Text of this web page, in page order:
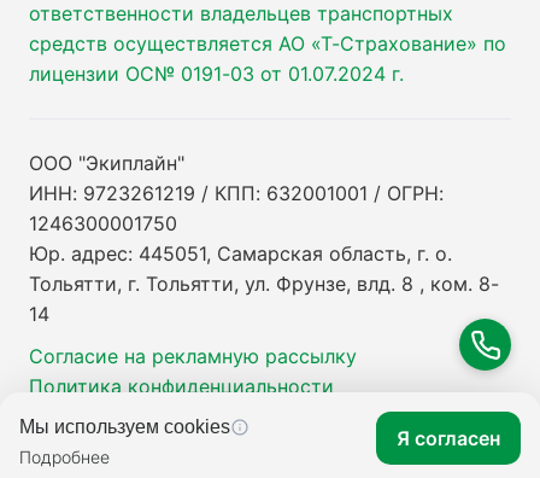
ответственности владельцев транспортных
средств осуществляется АО «Т-Страхование» по
лицензии ОС№ 0191-03 от 01.07.2024 г.
ООО "Экиплайн"
ИНН: 9723261219 / КПП: 632001001 / ОГРН:
1246300001750
Юр. адрес: 445051, Самарская область, г. о.
Тольятти, г. Тольятти, ул. Фрунзе, влд. 8 , ком. 8-
14
Согласие на рекламную рассылку
Политика конфиденциальности
Мы используем cookies
Подробнее
Я согласен